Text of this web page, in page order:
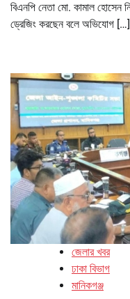
বিএনপি নেতা মো. কামাল হোসেন
ড্রেজিং করছেন বলে অভিযোগ […]
জেলার খবর
ঢাকা বিভাগ
মানিকগঞ্জ